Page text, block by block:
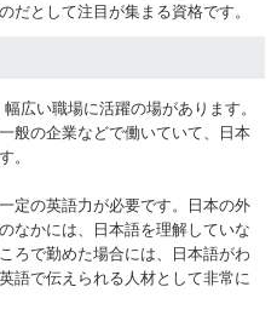
だとして注目が集まる資格です。
広い職場に活躍の場があります。
般の企業などで働いていて、日本
。
定の英語力が必要です。日本の外
なかには、日本語を理解していな
ろで勤めた場合には、日本語がわ
語で伝えられる人材として非常に